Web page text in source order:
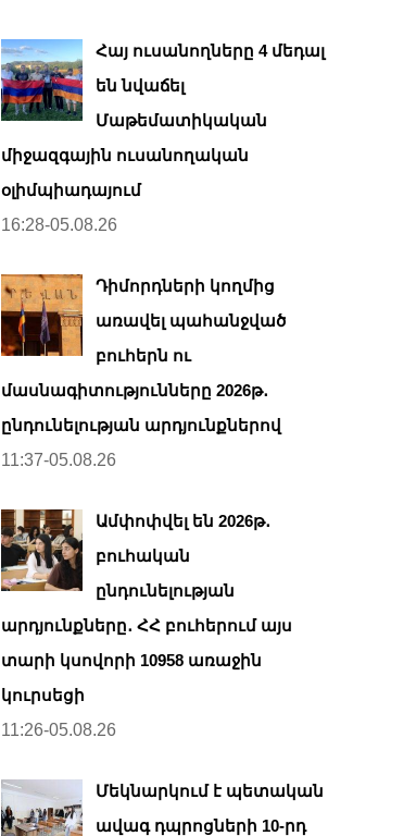
Հայ ուսանողները 4 մեդալ
են նվաճել
Մաթեմատիկական
միջազգային ուսանողական
օլիմպիադայում
16:28-05.08.26
Դիմորդների կողմից
առավել պահանջված
բուհերն ու
մասնագիտությունները 2026թ․
ընդունելության արդյունքներով
11:37-05.08.26
Ամփոփվել են 2026թ․
բուհական
ընդունելության
արդյունքները․ ՀՀ բուհերում այս
տարի կսովորի 10958 առաջին
կուրսեցի
11:26-05.08.26
Մեկնարկում է պետական
ավագ դպրոցների 10-րդ